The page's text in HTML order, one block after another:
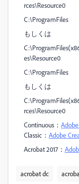
rces\Resource0
C:\ProgramFiles
もしくは
es\Resource0
C:\ProgramFiles
もしくは
rces\Resource0
Continuous：
Classic： Adobe
Acrobat 2017：
acrobat dc